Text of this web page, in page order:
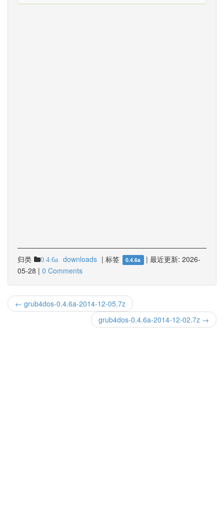
归类 0.4.6a downloads | 标签 0.4.6a | 最近更新: 2026-
05-28 | 0 Comments
← grub4dos-0.4.6a-2014-12-05.7z
grub4dos-0.4.6a-2014-12-02.7z →